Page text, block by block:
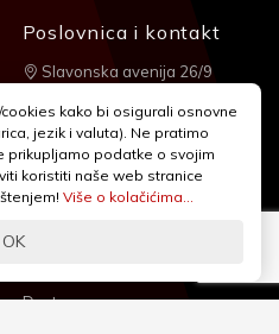
Podrška
Dostava
Poslovnica i kontakt
Slavonska avenija 26/9
+385 1 2455 950
webshop@iqcentar.hr
Pon - Pet od 9 - 17h
kako bi osigurali osnovne
jezik i valuta). Ne pratimo
prikupljamo podatke o svojim
koristiti naše web stranice
Više o kolačićima...
OK